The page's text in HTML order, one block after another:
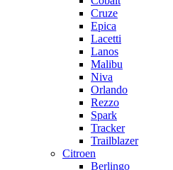
Cruze
Epica
Lacetti
Lanos
Malibu
Niva
Orlando
Rezzo
Spark
Tracker
Trailblazer
Citroen
Berlingo